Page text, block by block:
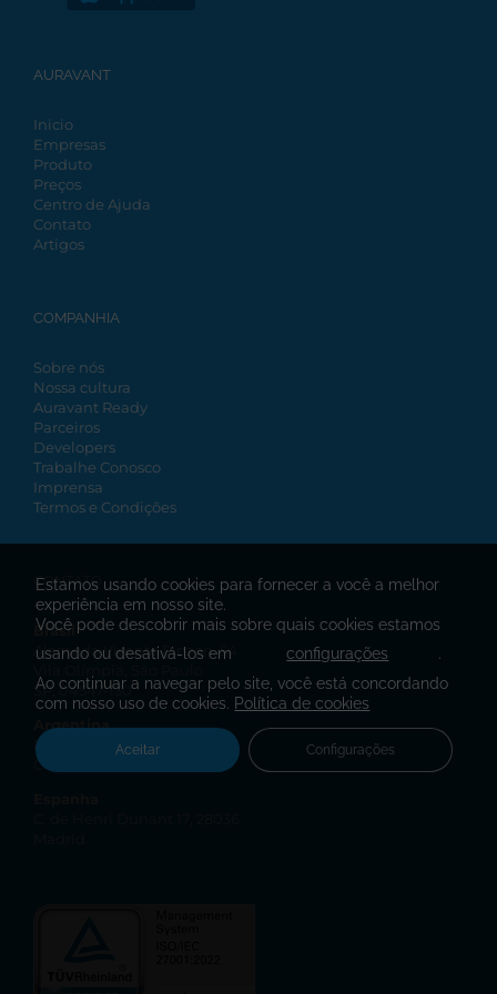
AURAVANT
Inicio
Empresas
Produto
Preços
Centro de Ajuda
Contato
Artigos
COMPANHIA
Sobre nós
Nossa cultura
Auravant Ready
Parceiros
Developers
Trabalhe Conosco
Imprensa
Termos e Condições
CONTATO
Brasil
Alameda Vicente Pinzon, 54
SP, 04547-130
Argentina
El Salvador 5218, C1414BPV
Ciudad de Buenos Aires
Estamos usando cookies para fornecer a você a melhor
experiência em nosso site.
Você pode descobrir mais sobre quais cookies estamos
usando ou desativá-los em
configurações
.
Ao continuar a navegar pelo site, você está concordando
com nosso uso de cookies. Política de cookies
Aceitar Configurações